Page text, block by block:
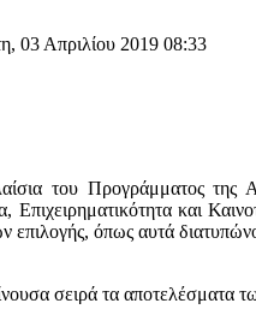
03 Απριλίου 2019 08:33
του Προγράμματος της
Επιχειρηματικότητα και
επιλογής, όπως αυτά
σειρά τα αποτελέσματα